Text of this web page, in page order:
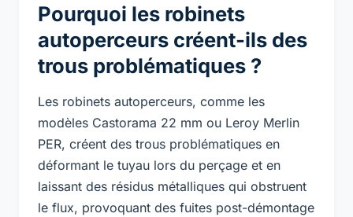
Pourquoi les robinets
autoperceurs créent-ils des
trous problématiques ?
Les robinets autoperceurs, comme les
modèles Castorama 22 mm ou Leroy Merlin
PER, créent des trous problématiques en
déformant le tuyau lors du perçage et en
laissant des résidus métalliques qui obstruent
le flux, provoquant des fuites post-démontage